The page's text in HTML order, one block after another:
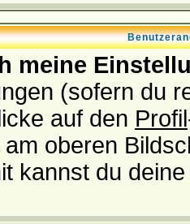
meine
(sofern du
auf den Profil
oberen
kannst du